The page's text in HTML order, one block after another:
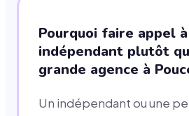
Pourquoi faire appel
indépendant plutôt
grande agence à
Un indépendant ou une